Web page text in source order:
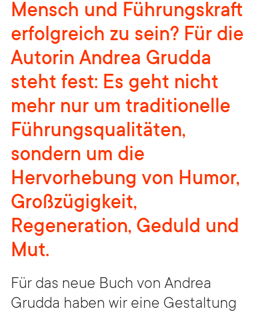
Mensch und Führungskraft
erfolgreich zu sein? Für die
Autorin Andrea Grudda
steht fest: Es geht nicht
mehr nur um traditionelle
Führungsqualitäten,
sondern um die
Hervorhebung von Humor,
Großzügigkeit,
Regeneration, Geduld und
Mut.
Für das neue Buch von Andrea
Grudda haben wir eine Gestaltung